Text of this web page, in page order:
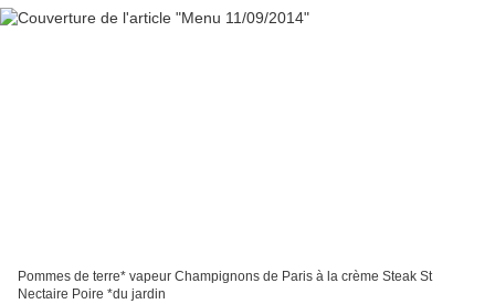
Pommes de terre* vapeur Champignons de Paris à la crème Steak St
Nectaire Poire *du jardin